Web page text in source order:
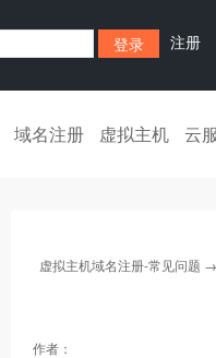
注册
域名注册 虚拟主机 云
虚拟主机域名注册-常见问题
作者：